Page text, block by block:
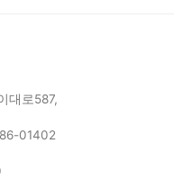
대로587,
01402